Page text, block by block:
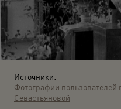
Источники:
Фотографии
Севастьяновой